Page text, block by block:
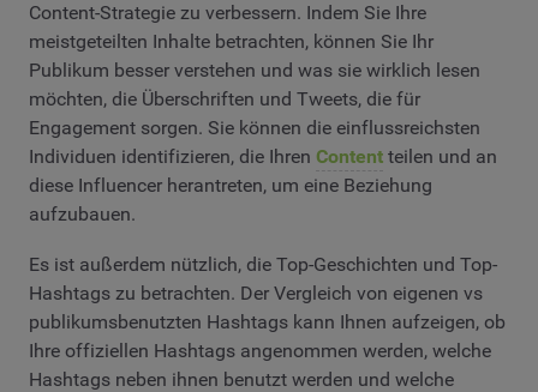
Content-Strategie zu verbessern. Indem Sie Ihre
meistgeteilten Inhalte betrachten, können Sie Ihr
Publikum besser verstehen und was sie wirklich lesen
möchten, die Überschriften und Tweets, die für
Engagement sorgen. Sie können die einflussreichsten
Individuen identifizieren, die Ihren Content teilen und an
diese Influencer herantreten, um eine Beziehung
aufzubauen.
Es ist außerdem nützlich, die Top-Geschichten und Top-
Hashtags zu betrachten. Der Vergleich von eigenen vs
publikumsbenutzten Hashtags kann Ihnen aufzeigen, ob
Ihre offiziellen Hashtags angenommen werden, welche
Hashtags neben ihnen benutzt werden und welche